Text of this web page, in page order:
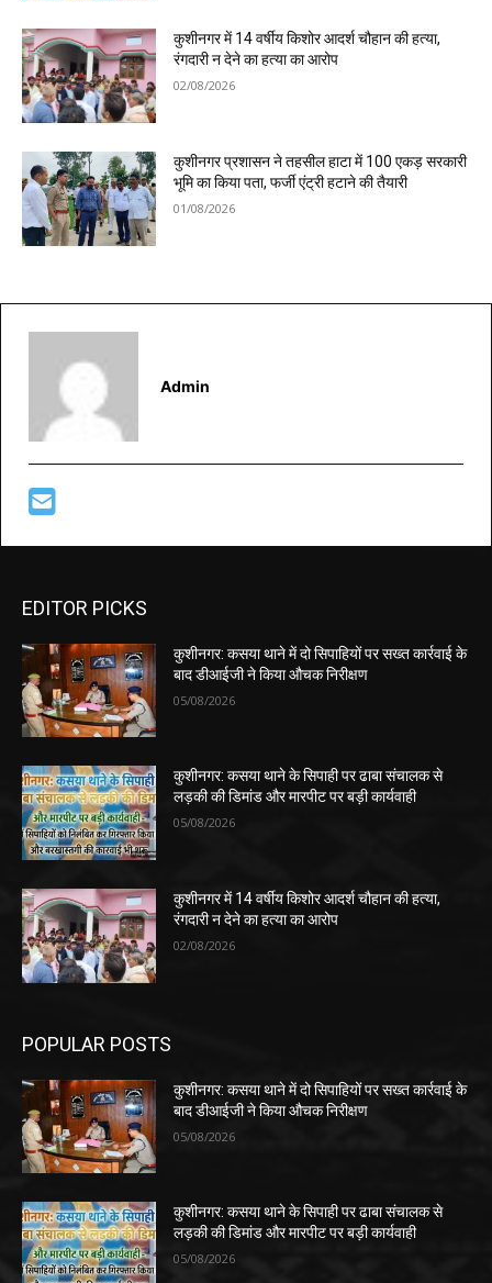
कुशीनगर में 14 वर्षीय किशोर आदर्श चौहान की हत्या,
रंगदारी न देने का हत्या का आरोप
02/08/2026
कुशीनगर प्रशासन ने तहसील हाटा में 100 एकड़ सरकारी
भूमि का किया पता, फर्जी एंट्री हटाने की तैयारी
01/08/2026
Admin
EDITOR PICKS
कुशीनगर: कसया थाने में दो सिपाहियों पर सख्त कार्रवाई के
बाद डीआईजी ने किया औचक निरीक्षण
05/08/2026
कुशीनगर: कसया थाने के सिपाही पर ढाबा संचालक से
लड़की की डिमांड और मारपीट पर बड़ी कार्यवाही
05/08/2026
कुशीनगर में 14 वर्षीय किशोर आदर्श चौहान की हत्या,
रंगदारी न देने का हत्या का आरोप
02/08/2026
POPULAR POSTS
कुशीनगर: कसया थाने में दो सिपाहियों पर सख्त कार्रवाई के
बाद डीआईजी ने किया औचक निरीक्षण
05/08/2026
कुशीनगर: कसया थाने के सिपाही पर ढाबा संचालक से
लड़की की डिमांड और मारपीट पर बड़ी कार्यवाही
05/08/2026